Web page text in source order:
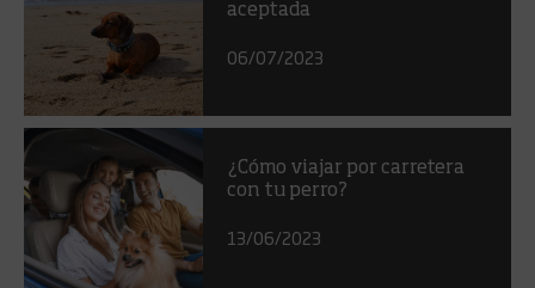
aceptada
06/07/2023
¿Cómo viajar por carretera
con tu perro?
13/06/2023